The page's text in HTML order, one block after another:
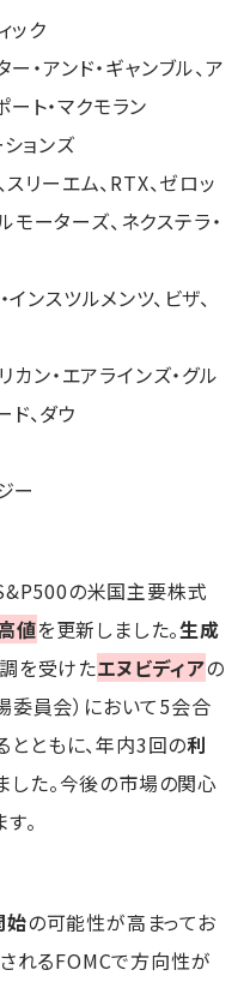
ック
・アンド・ギャンブル、ア
ート・マクモラン
ョンズ
スリーエム、RTX、ゼロッ
モーターズ、ネクステラ・
ンスツルメンツ、ビザ、
ン・エアラインズ・グル
ド、ダウ
ー
の米国主要株式
値を更新しました。生成
を受けたエヌビディアの
委員会）において5会合
ともに、年内3回の利
た。今後の市場の関心
。
始の可能性が高まってお
れるFOMCで方向性が